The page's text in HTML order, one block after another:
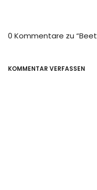
Über mich
0 Kommentare zu “
KOMMENTAR VERFASSEN